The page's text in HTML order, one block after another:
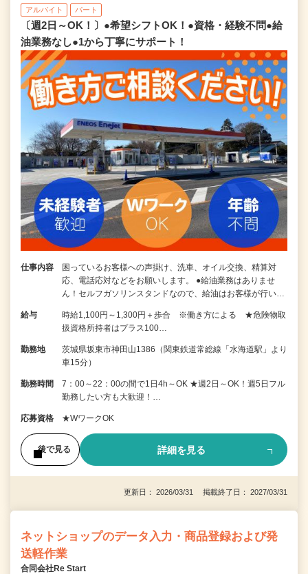
アルバイト パート
〔週2日～OK！〕●希望シフトOK！●資格・経験不問●給
油業務なし●1から丁寧にサポート！
仕事内容
困っているお客様への声掛け、洗車、オイル交換、精算対
応、電話応対などをお願いします。 ●給油業務はありませ
ん！セルフガソリンスタンドなので、給油はお客様が行い…
給与
時給1,100円～1,300円＋歩合 ※働き方による ★危険物取
扱資格所持者はプラス100…
勤務地
茨城県坂東市神田山1386（関東鉄道常総線「水海道駅」より
車15分）
勤務時間
7：00～22：00の間で1日4h～OK ★週2日～OK！週5日フル
勤務したい方も大歓迎！…
応募資格 ★WワークOK
後で見る 詳細を見る
更新日： 2026/03/31 掲載終了日： 2027/03/31
ネットショップのデータ入力・商品登録および発
送軽作業
合同会社Re Start